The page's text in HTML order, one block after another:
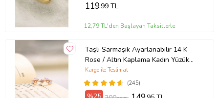
119,99 TL
12,79 TL'den Başlayan Taksitlerle
Taşlı Sarmaşık Ayarlanabilir 14 K
Rose / Altın Kaplama Kadın Yüzük
(Rose)
(245)
Kargo ile Teslimat